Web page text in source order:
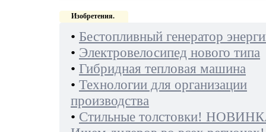
Изобретения.
• Бестопливный генератор
• Электровелосипед нового типа
• Гибридная тепловая машина
• Технологии для организации
производства
• Стильные толстовки!